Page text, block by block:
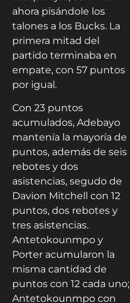
ahora pisándole los
talones a los Bucks. La
primera mitad del
partido terminaba en
empate, con 57 puntos
por igual.
Con 23 puntos
acumulados, Adebayo
mantenía la mayoría de
puntos, además de seis
rebotes y dos
asistencias, segudo de
Davion Mitchell con 12
puntos, dos rebotes y
tres asistencias.
Antetokounmpo y
Porter acumularon la
misma cantidad de
puntos con 12 cada uno;
Antetokounmpo con